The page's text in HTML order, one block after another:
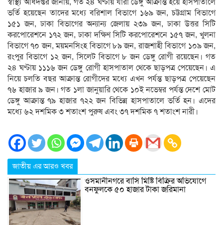
ভর্তি হয়েছেন তাদের মধ্যে বরিশাল বিভাগে ১৬৯ জন, চট্টগ্রাম বিভাগে
১৫১ জন, ঢাকা বিভাগের অন্যান্য জেলায় ২৩৯ জন, ঢাকা উত্তর সিটি
করপোরেশনে ১৭২ জন, ঢাকা দক্ষিণ সিটি করপোরেশনে ১৫৭ জন, খুলনা
বিভাগে ৭০ জন, ময়মনসিংহ বিভাগে ৮৯ জন, রাজশাহী বিভাগে ১০৯ জন,
রংপুর বিভাগে ১২ জন, সিলেট বিভাগে ৮ জন ডেঙ্গু রোগী রয়েছেন। গত
২৪ ঘণ্টায় ১১১৬ জন ডেঙ্গু রোগী হাসপাতাল থেকে ছাড়পত্র পেয়েছেন। এ
নিয়ে চলতি বছর আক্রান্ত রোগীদের মধ্যে এখন পর্যন্ত ছাড়পত্র পেয়েছেন
৭৬ হাজার ৯ জন। গত ১লা জানুয়ারি থেকে ১০ই নভেম্বর পর্যন্ত দেশে মোট
ডেঙ্গু আক্রান্ত ৭৯ হাজার ৭২২ জন বিভিন্ন হাসপাতালে ভর্তি হন। এদের
মধ্যে ৬২ দশমিক ৩ শতাংশ পুরুষ এবং ৩৭ দশমিক ৭ শতাংশ নারী।
জাতীয় এর আরও খবর
ওসমানীনগরে বাসি মিষ্টি বিক্রির অভিযোগে
বনফুলকে ৫০ হাজার টাকা জরিমানা